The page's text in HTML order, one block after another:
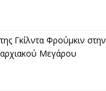
Γκίλντα Φρούμκιν στην
Μεγάρου